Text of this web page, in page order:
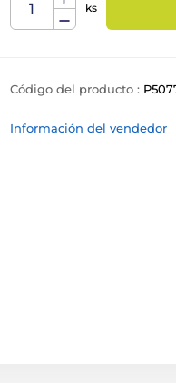
ks
Código del producto :
Información del vendedor